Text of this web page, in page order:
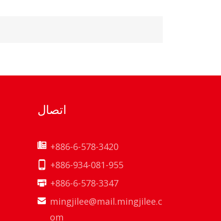
اتصال
+886-6-578-3420
+886-934-081-955
+886-6-578-3347
mingjilee@mail.mingjilee.c
om